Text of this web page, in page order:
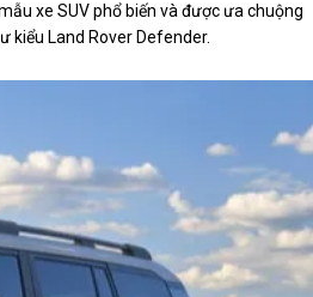
xe SUV phổ biến và được ưa chuộng
kiểu Land Rover Defender.